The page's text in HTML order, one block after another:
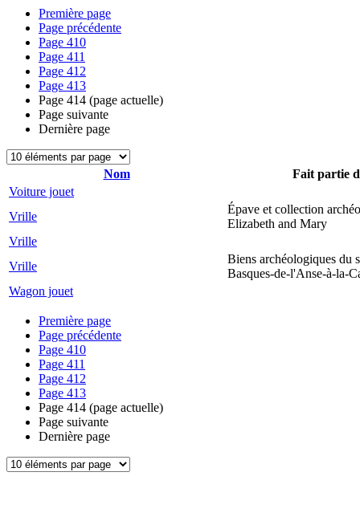
Première page
Page précédente
Page 410
Page 411
Page 412
Page 413
Page 414 (page actuelle)
Page suivante
Dernière page
Nom
Fait partie
Voiture jouet
Vrille
Épave et collection
Elizabeth and Mary
Vrille
Vrille
Biens archéologiques du
Basques-de-l'Anse-à-la-
Wagon jouet
Première page
Page précédente
Page 410
Page 411
Page 412
Page 413
Page 414 (page actuelle)
Page suivante
Dernière page